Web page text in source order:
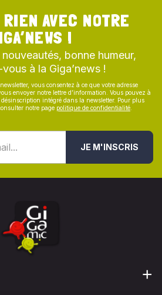
AVEC NOTRE
!
bonne humeur,
à la Giga’news !
vous consentez à ce que votre adresse
envoyer notre lettre d’information. Vous pouvez à
intégré dans la newsletter. Pour plus
notre page politique de confidentialité
JE M'INSCRIS